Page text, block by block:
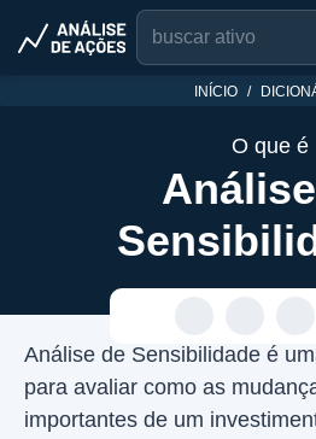
INÍCIO
O que é
Análise de Sensibilidade é
para avaliar como as
importantes de um